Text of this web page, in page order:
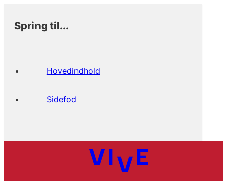
Spring til...
Hovedindhold
Sidefod